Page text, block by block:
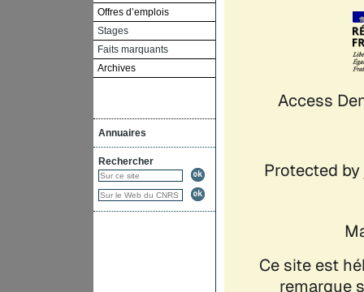
Offres d’emplois
Stages
Faits marquants
Archives
Annuaires
Rechercher